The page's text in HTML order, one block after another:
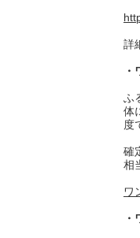
詳
ふ
体
度
確
相
ワ